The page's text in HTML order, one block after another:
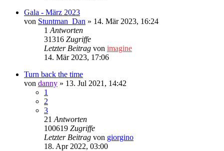
Gala - März 2023
von Stuntman_Dan » 14. Mär 2023, 16:24
1 Antworten
31316 Zugriffe
Letzter Beitrag von imagine
14. Mär 2023, 17:06
Turn back the time
von danny » 13. Jul 2021, 14:42
1
2
3
21 Antworten
100619 Zugriffe
Letzter Beitrag von giorgino
18. Apr 2022, 03:00